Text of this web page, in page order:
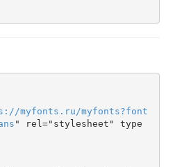
://myfonts . ru /myfonts?font
" rel="stylesheet" type